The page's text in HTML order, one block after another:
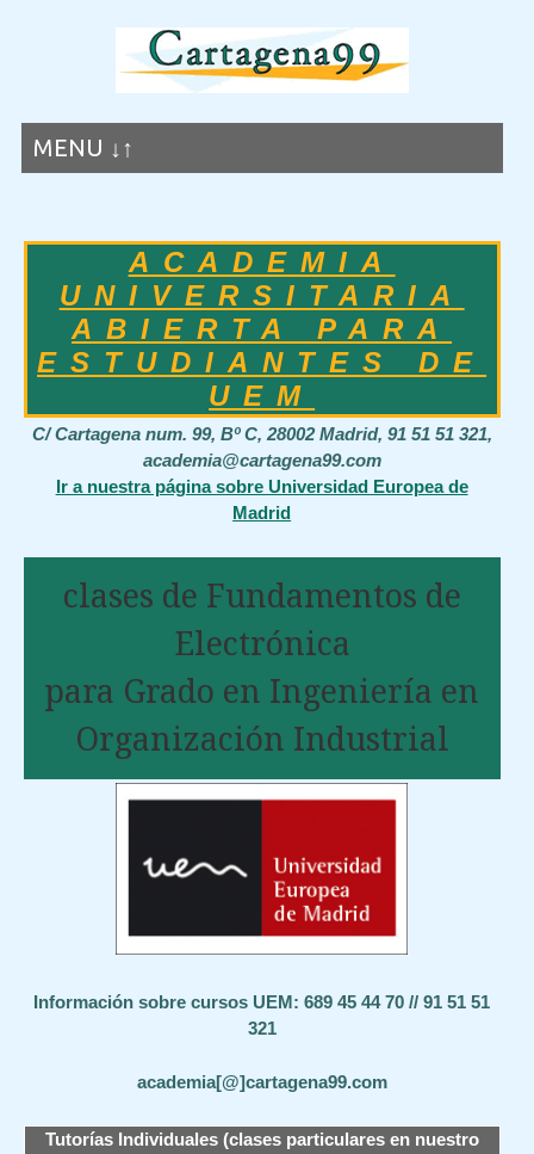
MENU ↓↑
ACADEMIA
UNIVERSITARIA
ABIERTA PARA
ESTUDIANTES DE
UEM
C/ Cartagena num. 99, Bº C, 28002 Madrid, 91 51 51 321,
academia@cartagena99.com
Ir a nuestra página sobre Universidad Europea de
Madrid
clases de Fundamentos de
Electrónica
para Grado en Ingeniería en
Organización Industrial
Información sobre cursos UEM: 689 45 44 70 // 91 51 51
321
academia[@]cartagena99.com
Tutorías Individuales (clases particulares en nuestro